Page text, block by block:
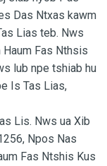
Das Ntxas kawm
Lias teb. Nws
Fas Nthsis
lub npe tshiab hu
Is Tas Lias,
Lis. Nws ua Xib
Npos Nas
Fas Ntshis Kus